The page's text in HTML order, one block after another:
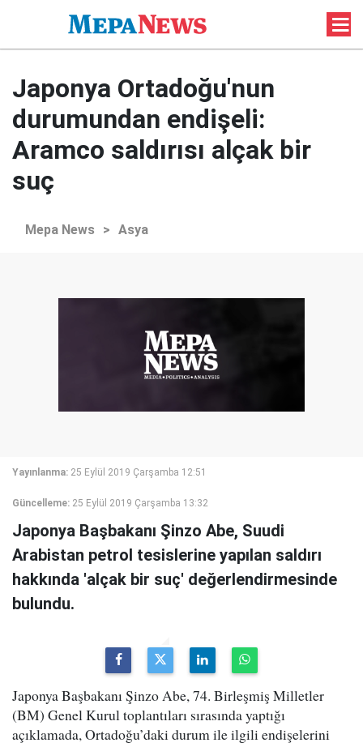
Japonya Ortadoğu'nun
durumundan endişeli:
Aramco saldırısı alçak bir
suç
Mepa News > Asya
Yayınlanma: 25 Eylül 2019 Çarşamba 12:51
Güncelleme: 25 Eylül 2019 Çarşamba 13:32
Japonya Başbakanı Şinzo Abe, Suudi
Arabistan petrol tesislerine yapılan saldırı
hakkında 'alçak bir suç' değerlendirmesinde
bulundu.
Japonya Başbakanı Şinzo Abe, 74. Birleşmiş Milletler
(BM) Genel Kurul toplantıları sırasında yaptığı
açıklamada, Ortadoğu’daki durum ile ilgili endişelerini